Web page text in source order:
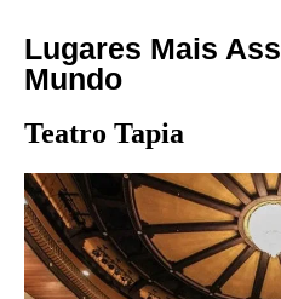
Lugares Mais
Mundo
Teatro Tapia